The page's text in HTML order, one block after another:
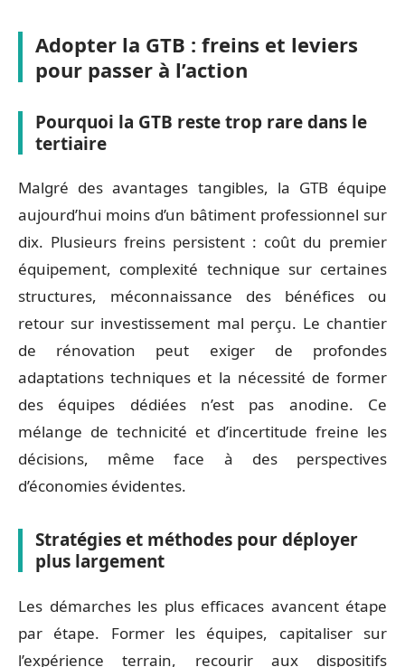
Adopter la GTB : freins et leviers
pour passer à l’action
Pourquoi la GTB reste trop rare dans le
tertiaire
Malgré des avantages tangibles, la GTB équipe
aujourd’hui moins d’un bâtiment professionnel sur
dix. Plusieurs freins persistent : coût du premier
équipement, complexité technique sur certaines
structures, méconnaissance des bénéfices ou
retour sur investissement mal perçu. Le chantier
de rénovation peut exiger de profondes
adaptations techniques et la nécessité de former
des équipes dédiées n’est pas anodine. Ce
mélange de technicité et d’incertitude freine les
décisions, même face à des perspectives
d’économies évidentes.
Stratégies et méthodes pour déployer
plus largement
Les démarches les plus efficaces avancent étape
par étape. Former les équipes, capitaliser sur
l’expérience terrain, recourir aux dispositifs